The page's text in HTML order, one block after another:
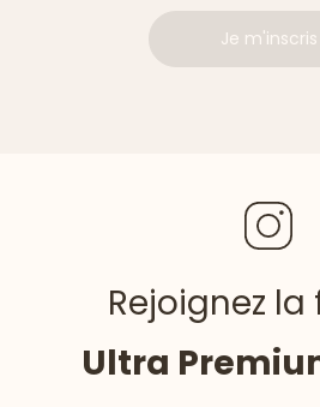
Je m'inscris
Rejoignez
Ultra